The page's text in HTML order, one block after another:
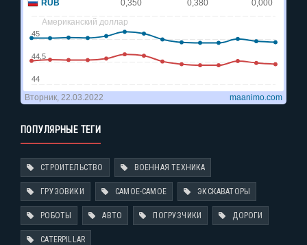
ПОПУЛЯРНЫЕ ТЕГИ
СТРОИТЕЛЬСТВО ВОЕННАЯ ТЕХНИКА
ГРУЗОВИКИ САМОЕ-САМОЕ ЭКСКАВАТОРЫ
РОБОТЫ АВТО ПОГРУЗЧИКИ ДОРОГИ
CATERPILLAR